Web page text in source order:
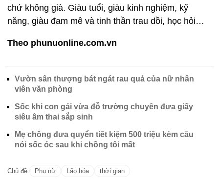
chứ không già. Giàu tuổi, giàu kinh nghiệm, kỹ
năng, giàu đam mê và tinh thần trau dồi, học hỏi…
Theo phunuonline.com.vn
Vườn sân thượng bát ngát rau quả của nữ nhân
viên văn phòng
Sốc khi con gái vừa đỗ trường chuyên đưa giấy
siêu âm thai sắp sinh
Mẹ chồng đưa quyển tiết kiệm 500 triệu kèm câu
nói sốc óc sau khi chồng tôi mất
Chủ đề: Phụ nữ Lão hóa thời gian